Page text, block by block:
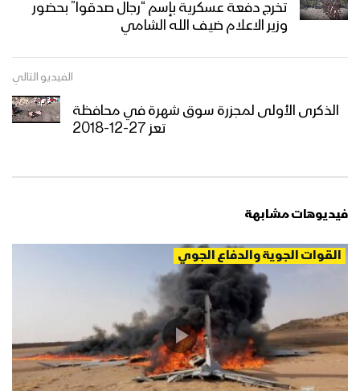
تخرج دفعة عسكرية بإسم “رجال صدقوا” بحضور
وزير الاعلام ضيف الله الشامي
الفيديو التالي
الذكرى الأولى لمجزرة سوق شهرة في محافظة
تعز 27-12-2018
فيديوهات مشابهة
القوات الجوية والدفاع الجوي